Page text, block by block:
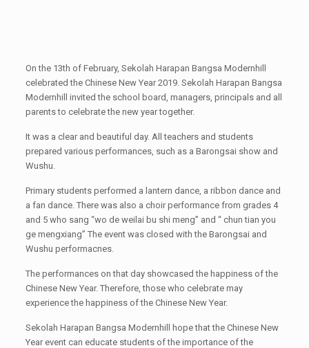
On the 13th of February, Sekolah Harapan Bangsa Modernhill
celebrated the Chinese New Year 2019. Sekolah Harapan Bangsa
Modernhill invited the school board, managers, principals and all
parents to celebrate the new year together.
It was a clear and beautiful day. All teachers and students
prepared various performances, such as a Barongsai show and
Wushu.
Primary students performed a lantern dance, a ribbon dance and
a fan dance. There was also a choir performance from grades 4
and 5 who sang “wo de weilai bu shi meng” and “ chun tian you
ge mengxiang” The event was closed with the Barongsai and
Wushu performacnes.
The performances on that day showcased the happiness of the
Chinese New Year. Therefore, those who celebrate may
experience the happiness of the Chinese New Year.
Sekolah Harapan Bangsa Modernhill hope that the Chinese New
Year event can educate students of the importance of the